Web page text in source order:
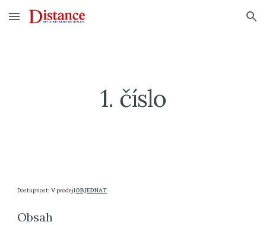
Skip to main content Skip to navigation
1. číslo
Dostupnost: V prodejiOBJEDNAT
Obsah